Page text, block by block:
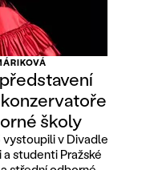
školy
vystoupili v Divadle
studenti Pražské